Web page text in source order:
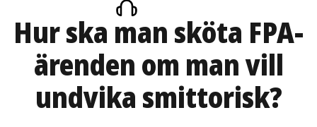
på
artikeln
Hur ska man sköta FPA-
ärenden om man vill
undvika smittorisk?